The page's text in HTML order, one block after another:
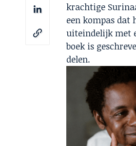
krachtige
een kompas dat
uiteindelijk met
boek is
delen.